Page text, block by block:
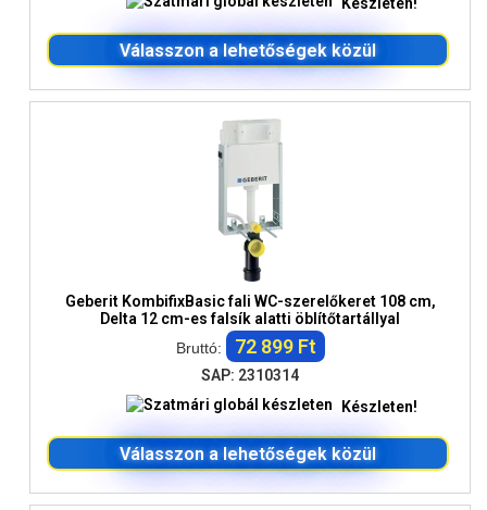
Válasszon a lehetőségek közül
Geberit KombifixBasic fali WC-szerelőkeret 108 cm,
Delta 12 cm-es falsík alatti öblítőtartállyal
Bruttó:
72 899 Ft
SAP: 2310314
Készleten!
Válasszon a lehetőségek közül